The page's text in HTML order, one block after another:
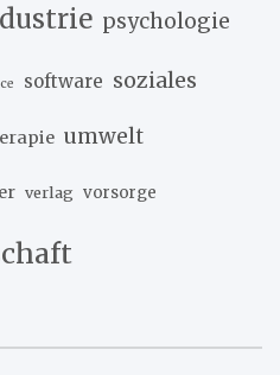
psychologie
software soziales
umwelt
verlag vorsorge